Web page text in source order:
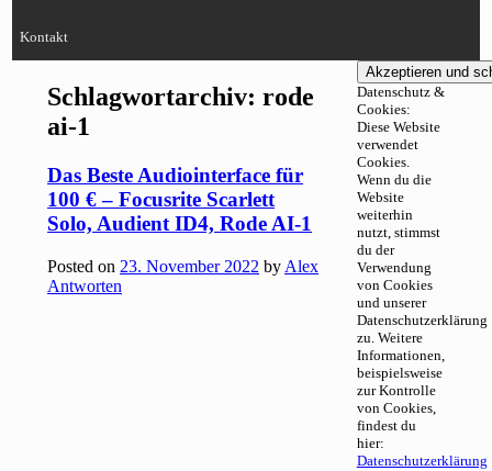
Kontakt
Schlagwortarchiv:rode
ai-1
Das Beste Audiointerface für
100 € – Focusrite Scarlett
Solo, Audient ID4, Rode AI-1
Posted on 23. November 2022 by Alex
Antworten
Datenschutz &
Cookies:
Diese Website
verwendet
Cookies.
Wenn du die
Website
weiterhin
nutzt, stimmst
du der
Verwendung
von Cookies
und unserer
Datenschutzerklärung
zu. Weitere
Informationen,
beispielsweise
zur Kontrolle
von Cookies,
findest du
hier:
Datenschutzerklärung